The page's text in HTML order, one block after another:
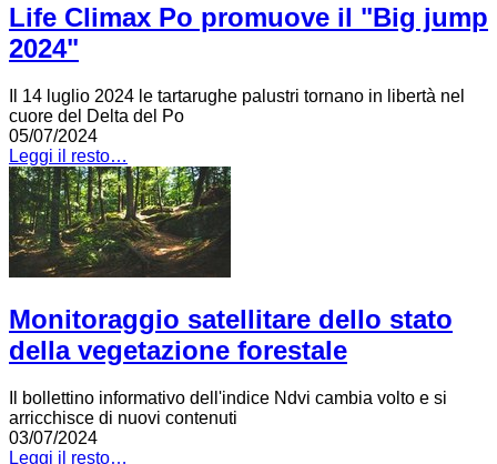
Life Climax Po promuove il "Big jump
2024"
Il 14 luglio 2024 le tartarughe palustri tornano in libertà nel
cuore del Delta del Po
05/07/2024
Leggi il resto…
Monitoraggio satellitare dello stato
della vegetazione forestale
Il bollettino informativo dell'indice Ndvi cambia volto e si
arricchisce di nuovi contenuti
03/07/2024
Leggi il resto…